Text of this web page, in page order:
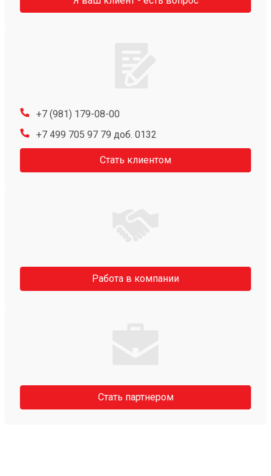
+7 (981) 179-08-00
+7 499 705 97 79 доб. 0132
Стать клиентом
Работа в компании
Стать партнером